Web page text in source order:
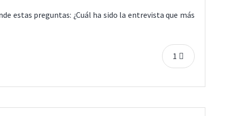
estas preguntas: ¿Cuál ha sido la entrevista que más
1